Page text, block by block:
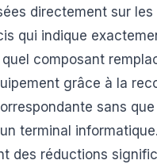
directement sur les
qui indique
composant
grâce à la
sans
terminal
des réductions